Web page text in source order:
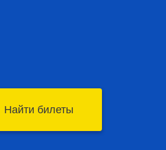
Найти билеты